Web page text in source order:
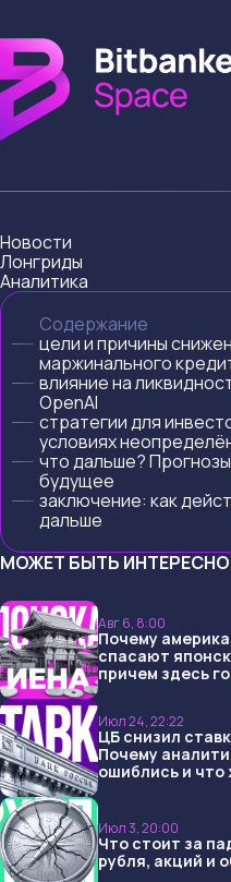
Новости
Лонгриды
Аналитика
Содержание
цели и причины
маржинального
влияние на
OpenAI
стратегии для
условиях
что дальше?
будущее
заключение: как
дальше
МОЖЕТ БЫТЬ ИНТЕРЕСНО
Авг 6, 8:00
Почему
спасают
причем здесь
Июл 24, 22:22
ЦБ снизил
Почему
ошиблись и что
Июл 3, 20:00
Что стоит за
рубля, акций и